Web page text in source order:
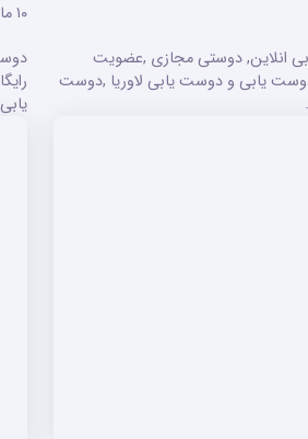
انلاین, دوستی مجازی ,عضویت
یابی و دوست یابی لاوریا ,دوست
۱۰ مارس ۲۰۲۴،‏ ۲۲:۵۵:۳۵